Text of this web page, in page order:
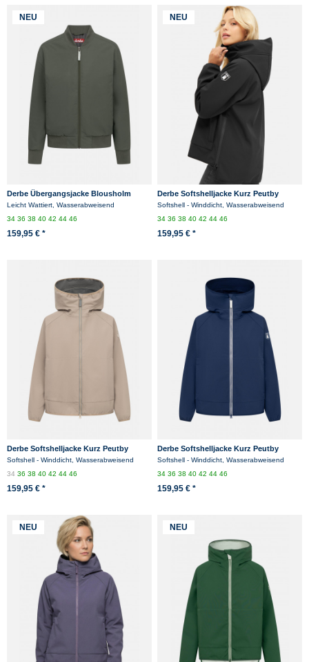
NEU
Derbe Übergangsjacke Blousholm
Damen Oliv Grün Warm Gefüttert
Blouson...
Leicht Wattiert, Wasserabweisend
34363840424446
159,95 € *
NEU
Derbe Softshelljacke Kurz Peutby
Damen Schwarz
Softshell - Winddicht, Wasserabweisend
34363840424446
159,95 € *
Derbe Softshelljacke Kurz Peutby
Damen Beige
Softshell - Winddicht, Wasserabweisend
34363840424446
159,95 € *
Derbe Softshelljacke Kurz Peutby
Damen Blau
Softshell - Winddicht, Wasserabweisend
34363840424446
159,95 € *
NEU NEU